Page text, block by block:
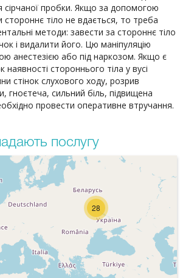
сірчаної пробки. Якщо за допомогою
тіло не вдається, то треба
методи: завести за стороннє тіло
і видалити його. Цю маніпуляцію
анестезією або під наркозом. Якщо є
наявності стороннього тіла у вусі
стінок слухового ходу, розрив
гноєтеча, сильний біль, підвищена
провести оперативне втручання.
послугу
28